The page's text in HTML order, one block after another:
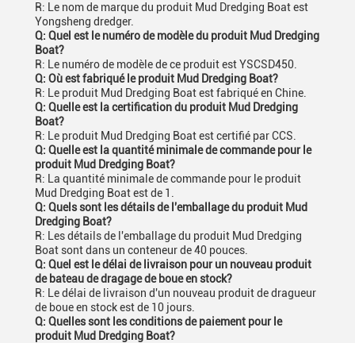
R: Le nom de marque du produit Mud Dredging Boat est
Yongsheng dredger.
Q: Quel est le numéro de modèle du produit Mud Dredging
Boat?
R: Le numéro de modèle de ce produit est YSCSD450.
Q: Où est fabriqué le produit Mud Dredging Boat?
R: Le produit Mud Dredging Boat est fabriqué en Chine.
Q: Quelle est la certification du produit Mud Dredging
Boat?
R: Le produit Mud Dredging Boat est certifié par CCS.
Q: Quelle est la quantité minimale de commande pour le
produit Mud Dredging Boat?
R: La quantité minimale de commande pour le produit
Mud Dredging Boat est de 1.
Q: Quels sont les détails de l'emballage du produit Mud
Dredging Boat?
R: Les détails de l'emballage du produit Mud Dredging
Boat sont dans un conteneur de 40 pouces.
Q: Quel est le délai de livraison pour un nouveau produit
de bateau de dragage de boue en stock?
R: Le délai de livraison d'un nouveau produit de dragueur
de boue en stock est de 10 jours.
Q: Quelles sont les conditions de paiement pour le
produit Mud Dredging Boat?